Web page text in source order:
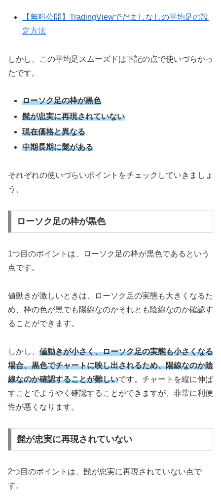
【無料公開】TradingViewでだましなしの平均足の設
定方法
しかし、この平均足スムーズドは下記の点で使いづらかっ
たです。
ローソク足の枠が黒色
髭が忠実に再現されていない
現在価格と異なる
中期長期に髭がある
それぞれの使いづらいポイントをチェックしていきましょ
う。
ローソク足の枠が黒色
1つ目のポイントは、ローソク足の枠が黒色であるという
点です。
値動きが激しいときは、ローソク足の実態も大きくなるた
め、枠の色が黒でも陽線なのかそれとも陰線なのか確認す
ることができます。
しかし、 値動きが小さく、ローソク足の実態も小さくなる
場合、黒色でチャートに映し出されるため、陽線なのか陰
線なのか確認することが難しいです。チャートを縦に伸ば
すことでようやく確認することができますが、非常に利便
性が悪くなります。
髭が忠実に再現されていない
2つ目のポイントは、髭が忠実に再現されていない点で
す。